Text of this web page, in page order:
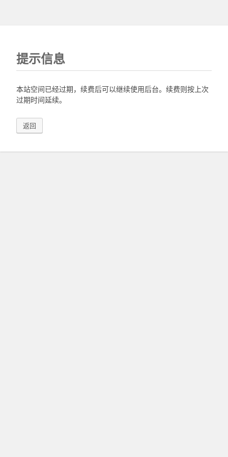
提示信息
本站空间已经过期，续费后可以继续使用后台。续费则按上次
过期时间延续。
返回